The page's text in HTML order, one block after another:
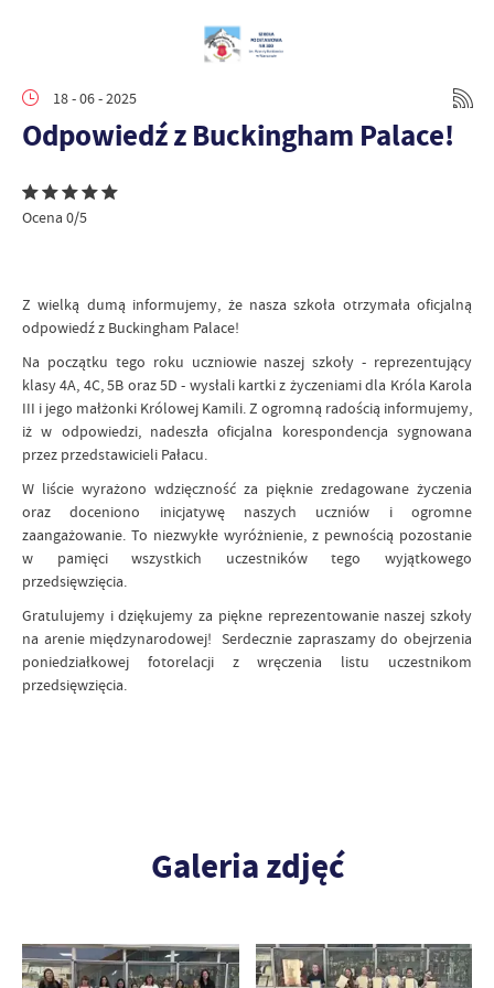
18 - 06 - 2025
Odpowiedź z Buckingham Palace!
Ocena 0/5
Z wielką dumą informujemy, że nasza szkoła otrzymała oficjalną
odpowiedź z Buckingham Palace!
Na początku tego roku uczniowie naszej szkoły - reprezentujący
klasy 4A, 4C, 5B oraz 5D - wysłali kartki z życzeniami dla Króla Karola
III i jego małżonki Królowej Kamili. Z ogromną radością informujemy,
iż w odpowiedzi, nadeszła oficjalna korespondencja sygnowana
przez przedstawicieli Pałacu.
W liście wyrażono wdzięczność za pięknie zredagowane życzenia
oraz doceniono inicjatywę naszych uczniów i ogromne
zaangażowanie. To niezwykłe wyróżnienie, z pewnością pozostanie
w pamięci wszystkich uczestników tego wyjątkowego
przedsięwzięcia.
Gratulujemy i dziękujemy za piękne reprezentowanie naszej szkoły
na arenie międzynarodowej! Serdecznie zapraszamy do obejrzenia
poniedziałkowej fotorelacji z wręczenia listu uczestnikom
przedsięwzięcia.
Galeria zdjęć